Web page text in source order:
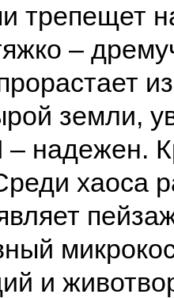
трепещет
–
земли,
– надежен.
хаоса
и